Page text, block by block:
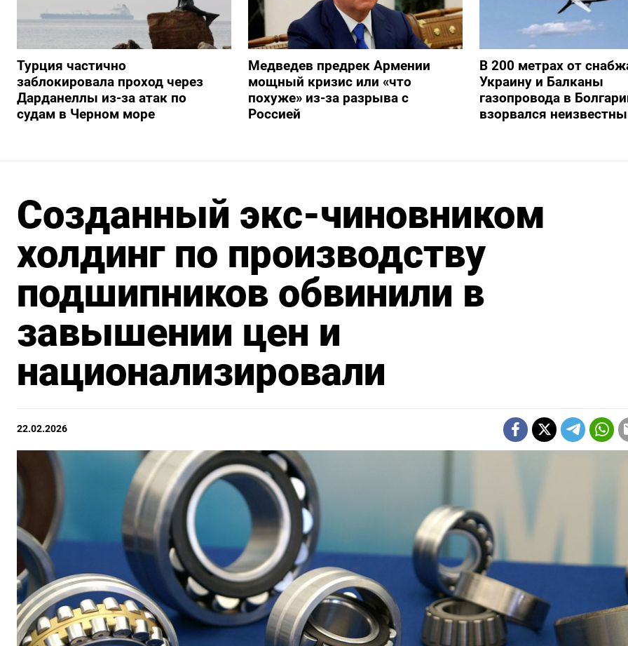
Турция частично
заблокировала проход через
Дарданеллы из-за атак по
судам в Черном море
Медведев предрек Армении
мощный кризис или «что
похуже» из-за разрыва с
Россией
В 200 метрах от
Украину и Балканы
газопровода в
взорвался
Созданный экс-чиновником
холдинг по производству
подшипников обвинили в
завышении цен и
национализировали
22.02.2026